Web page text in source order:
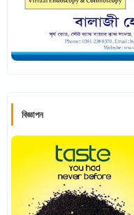
বিজ্ঞাপন